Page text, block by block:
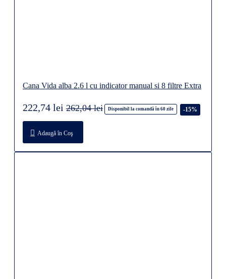
Cana Vida alba 2.6 l cu indicator manual si 8 filtre Extra
Disponibil la comandă în 60 zile -15%
222,74 lei 262,04 lei
Adaugă în Coş